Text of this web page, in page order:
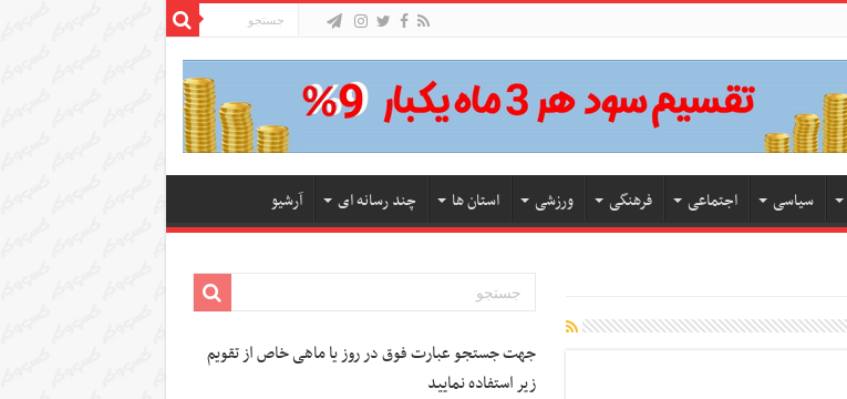
سیاسی اجتماعی فرهنگی ورزشی استان ها چند رسانه ای آرشیو
جهت جستجو عبارت فوق در روز یا ماهی خاص از تقویم
زیر استفاده نمایید